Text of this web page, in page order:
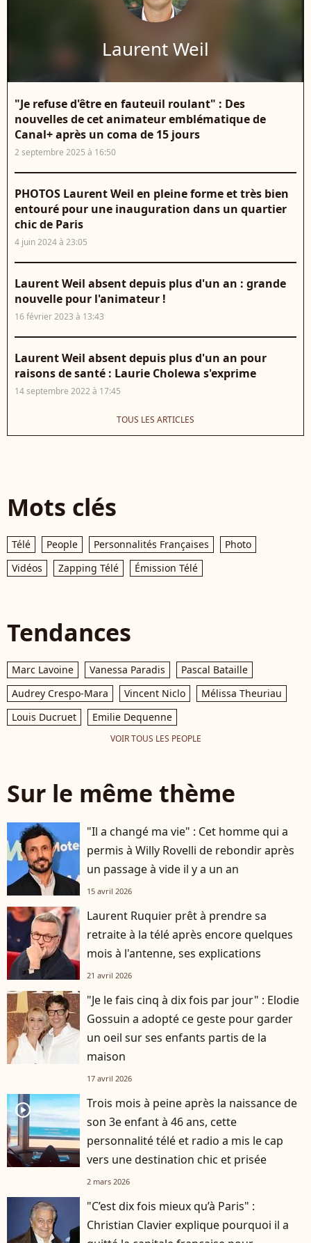
Laurent Weil
"Je refuse d'être en fauteuil roulant" : Des
nouvelles de cet animateur emblématique de
Canal+ après un coma de 15 jours
2 septembre 2025 à 16:50
PHOTOS Laurent Weil en pleine forme et très bien
entouré pour une inauguration dans un quartier
chic de Paris
4 juin 2024 à 23:05
Laurent Weil absent depuis plus d'un an : grande
nouvelle pour l'animateur !
16 février 2023 à 13:43
Laurent Weil absent depuis plus d'un an pour
raisons de santé : Laurie Cholewa s'exprime
14 septembre 2022 à 17:45
TOUS LES ARTICLES
Mots clés
Télé People Personnalités Françaises
Photo
Vidéos
Zapping Télé Émission Télé
Tendances
Marc Lavoine Vanessa Paradis
Pascal Bataille
Audrey Crespo-Mara
Vincent Niclo
Mélissa Theuriau
Louis Ducruet
Emilie Dequenne
VOIR TOUS LES PEOPLE
Sur le même thème
"Il a changé ma vie" : Cet homme qui a
permis à Willy Rovelli de rebondir après
un passage à vide il y a un an
15 avril 2026
Laurent Ruquier prêt à prendre sa
retraite à la télé après encore quelques
mois à l'antenne, ses explications
21 avril 2026
"Je le fais cinq à dix fois par jour" : Elodie
Gossuin a adopté ce geste pour garder
un oeil sur ses enfants partis de la
maison
17 avril 2026
player2
Trois mois à peine après la naissance de
son 3e enfant à 46 ans, cette
personnalité télé et radio a mis le cap
vers une destination chic et prisée
2 mars 2026
"C’est dix fois mieux qu’à Paris" :
Christian Clavier explique pourquoi il a